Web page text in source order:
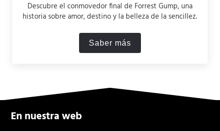
Descubre el conmovedor final de Forrest Gump, una
historia sobre amor, destino y la belleza de la sencillez.
Saber más¿Cómo termina Forrest
En nuestra web